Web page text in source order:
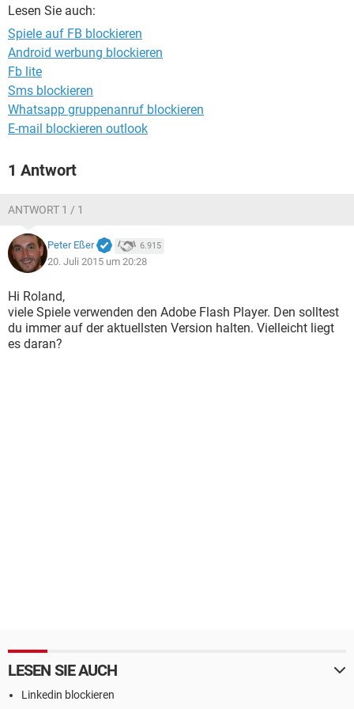
FACEBOOK
Lesen Sie auch:
Spiele auf FB blockieren
Android werbung blockieren
Fb lite
Sms blockieren
Whatsapp gruppenanruf blockieren
E-mail blockieren outlook
1 Antwort
ANTWORT 1 / 1
Peter Eßer 6.915
20. Juli 2015 um 20:28
Hi Roland,
viele Spiele verwenden den Adobe Flash Player. Den solltest
du immer auf der aktuellsten Version halten. Vielleicht liegt
es daran?
LESEN SIE AUCH
Linkedin blockieren